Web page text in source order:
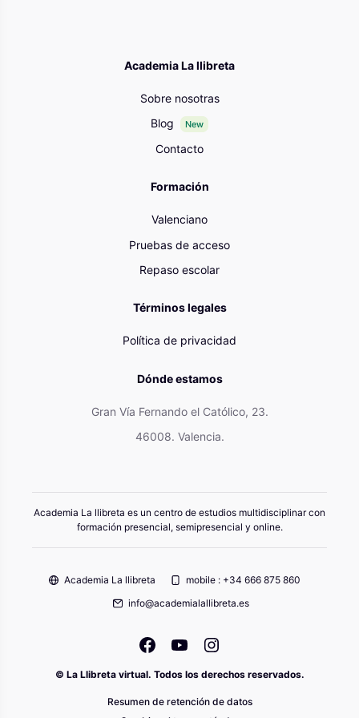
Academia La llibreta
Sobre nosotras
Blog
New
Contacto
Formación
Valenciano
Pruebas de acceso
Repaso escolar
Términos legales
Política de privacidad
Dónde estamos
Gran Vía Fernando el Católico, 23.
46008. Valencia.
Academia La llibreta es un centro de estudios multidisciplinar con
formación presencial, semipresencial y online.
Academia La llibreta
mobile : +34 666 875 860
info@academialallibreta.es
© La Llibreta virtual. Todos los derechos reservados.
Resumen de retención de datos